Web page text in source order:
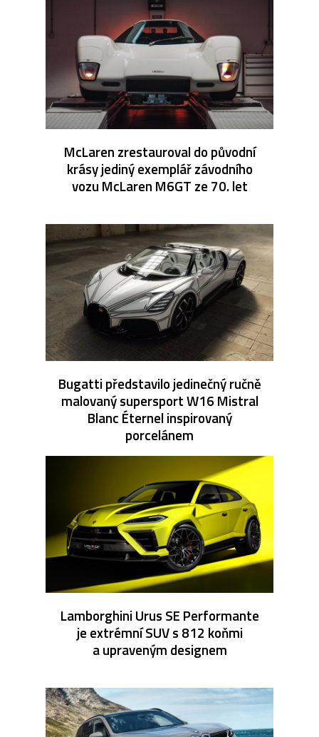
McLaren zrestauroval do původní
krásy jediný exemplář závodního
vozu McLaren M6GT ze 70. let
Bugatti představilo jedinečný ručně
malovaný supersport W16 Mistral
Blanc Éternel inspirovaný
porcelánem
Lamborghini Urus SE Performante
je extrémní SUV s 812 koňmi
a upraveným designem